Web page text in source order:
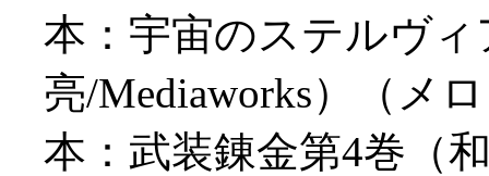
本：宇宙のステルヴィ
亮/Mediaworks）（メ
本：武装錬金第4巻（